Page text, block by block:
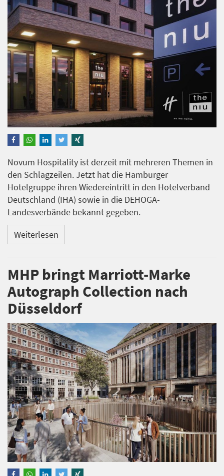
Novum Hospitality ist derzeit mit mehreren Themen in
den Schlagzeilen. Jetzt hat die Hamburger
Hotelgruppe ihren Wiedereintritt in den Hotelverband
Deutschland (IHA) sowie in die DEHOGA-
Landesverbände bekannt gegeben.
Weiterlesen
MHP bringt Marriott-Marke
Autograph Collection nach
Düsseldorf